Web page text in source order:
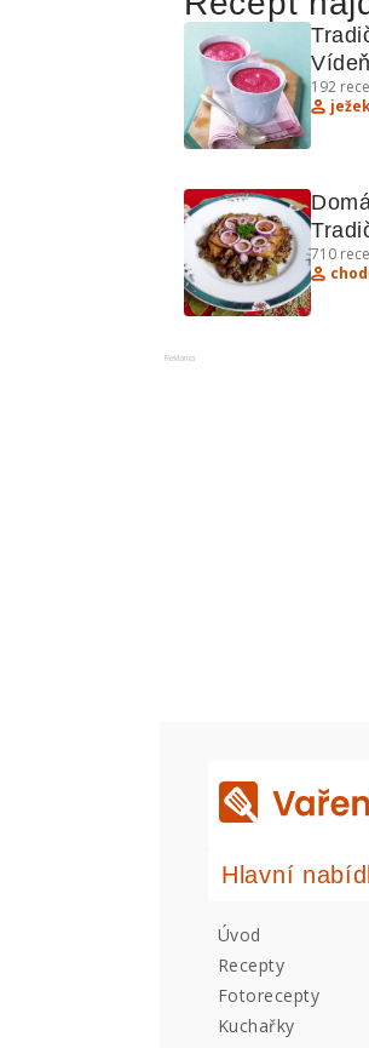
192
světa
710
Reklama
Hlavní
Úvod
Recepty
Fotorecepty
Kuchařky